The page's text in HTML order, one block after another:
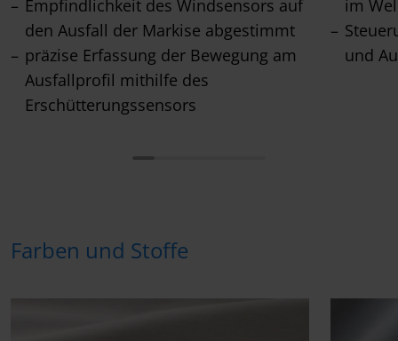
Empfindlichkeit des Windsensors auf
den Ausfall der Markise abgestimmt
präzise Erfassung der Bewegung am
Ausfallprofil mithilfe des
Erschütterungssensors
im
und
Farben und Stoffe